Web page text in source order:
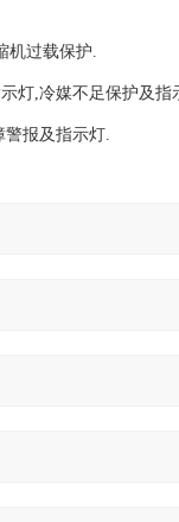
机过载保护.
灯,冷媒不足保护及指
警报及指示灯.